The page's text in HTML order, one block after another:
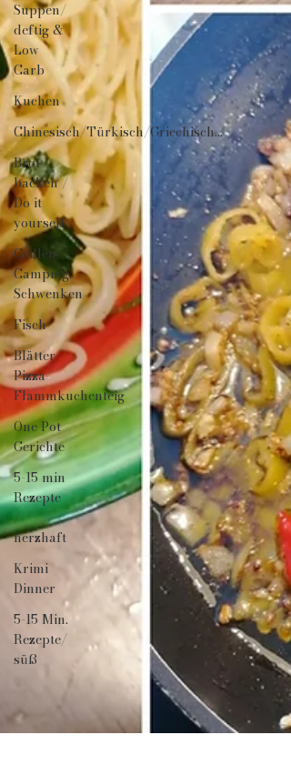
Suppen/
deftig &
Low
Carb
Kuchen
Chinesisch/Türkisch/Griechisch...
Brot
backen /
Do it
yourself
Grillen,
Camping,
Schwenken
Fisch
Blätter-
Pizza-
Flammkuchenteig
One Pot
Gerichte
5-15 min
Rezepte
/
herzhaft
Krimi
Dinner
5-15 Min.
Rezepte/
süß